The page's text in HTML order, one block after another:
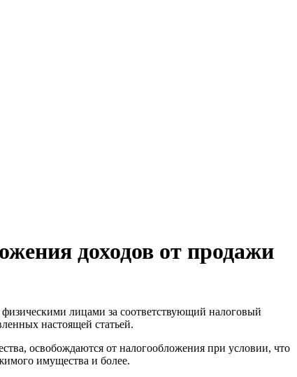
доходов от продажи
лицами за соответствующий налоговый
настоящей статьей.
освобождаются от налогообложения при условии, что
имущества и более.